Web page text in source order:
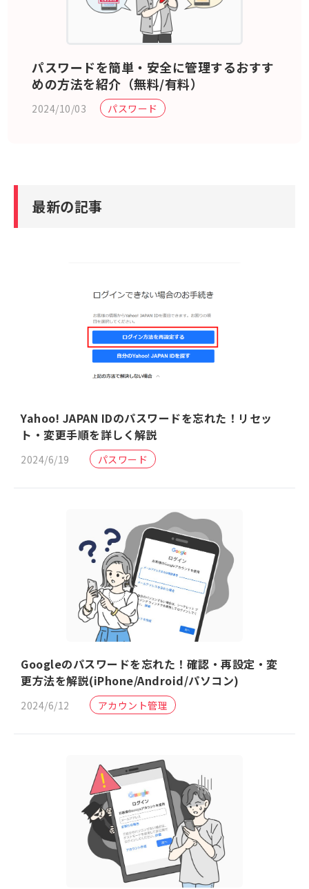
パスワードを簡単・安全に管理するおすす
めの方法を紹介（無料/有料）
2024/10/03 パスワード
最新の記事
Yahoo! JAPAN IDのパスワードを忘れた！リセッ
ト・変更手順を詳しく解説
2024/6/19 パスワード
Googleのパスワードを忘れた！確認・再設定・変
更方法を解説(iPhone/Android/パソコン)
2024/6/12 アカウント管理